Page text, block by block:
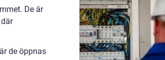
De är
de öppnas
åtgärder som kan göra
huset mer effektivt. I
Örebro, där klimatet
ställer krav ...